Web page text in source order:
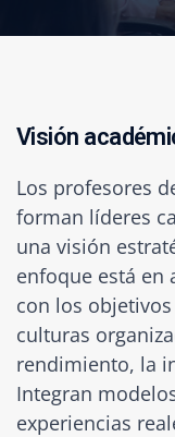
Visión académi
Los profesores
forman líderes
una visión
enfoque está en
con los
culturas
rendimiento, la
Integran
experiencias